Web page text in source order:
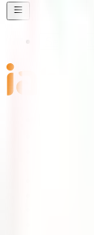
Seguros